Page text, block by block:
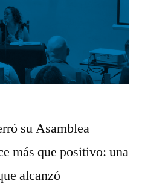
su Asamblea
más que positivo: una
alcanzó